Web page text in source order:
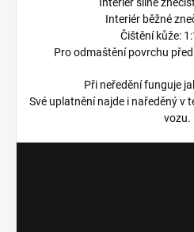
Interiér běžné
Čištění kůže:
Pro odmaštění povrchu
Při neředění funguje
Své uplatnění najde i naředěný v
vozu.